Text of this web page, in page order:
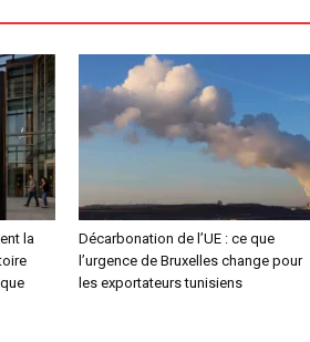
la
Décarbonation de l’UE : ce que
l’urgence de Bruxelles change pour
les exportateurs tunisiens